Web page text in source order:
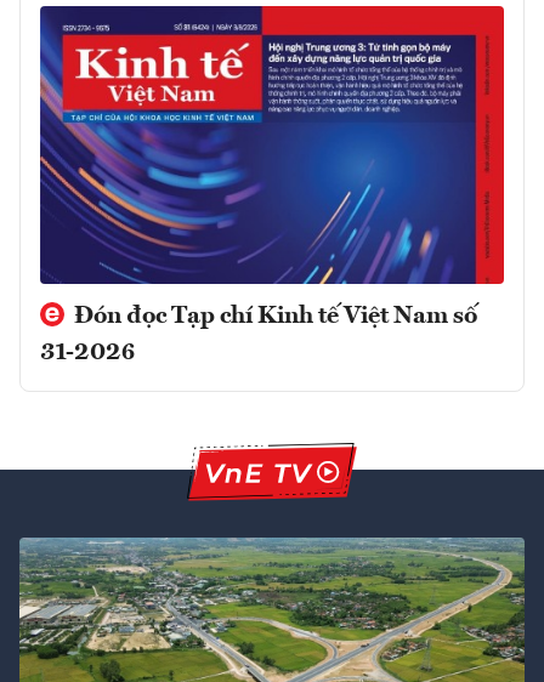
Đón đọc Tạp chí Kinh tế Việt Nam số
31-2026